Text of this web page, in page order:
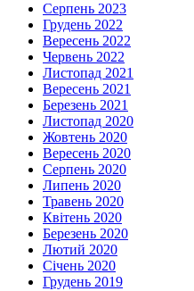
Серпень 2023
Грудень 2022
Вересень 2022
Червень 2022
Листопад 2021
Вересень 2021
Березень 2021
Листопад 2020
Жовтень 2020
Вересень 2020
Серпень 2020
Липень 2020
Травень 2020
Квітень 2020
Березень 2020
Лютий 2020
Січень 2020
Грудень 2019